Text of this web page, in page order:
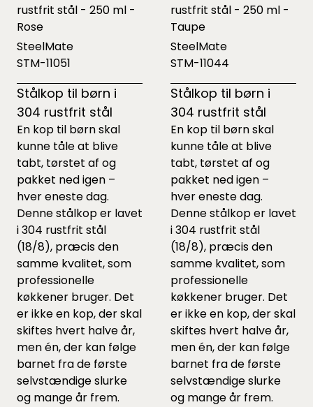
rustfrit stål - 250 ml -
Rose
SteelMate
STM-11051
Stålkop til børn i
304 rustfrit stål
En kop til børn skal
kunne tåle at blive
tabt, tørstet af og
pakket ned igen –
hver eneste dag.
Denne stålkop er lavet
i 304 rustfrit stål
(18/8), præcis den
samme kvalitet, som
professionelle
køkkener bruger. Det
er ikke en kop, der skal
skiftes hvert halve år,
men én, der kan følge
barnet fra de første
selvstændige slurke
og mange år frem.
rustfrit stål - 250 ml -
Taupe
SteelMate
STM-11044
Stålkop til børn i
304 rustfrit stål
En kop til børn skal
kunne tåle at blive
tabt, tørstet af og
pakket ned igen –
hver eneste dag.
Denne stålkop er lavet
i 304 rustfrit stål
(18/8), præcis den
samme kvalitet, som
professionelle
køkkener bruger. Det
er ikke en kop, der skal
skiftes hvert halve år,
men én, der kan følge
barnet fra de første
selvstændige slurke
og mange år frem.